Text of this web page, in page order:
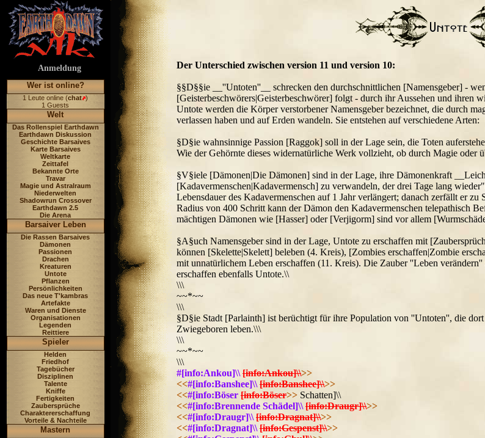
Anmeldung
Wer ist online?
1 Leute online (chat )
1 Guests
Welt
Das Rollenspiel Earthdawn
Earthdawn Diskussion
Geschichte Barsaives
Karte Barsaives
Weltkarte
Zeittafel
Bekannte Orte
Travar
Magie und Astralraum
Niederwelten
Shadowrun Crossover
Earthdawn 2.5
Die Arena
Barsaiver Leben
Die Rassen Barsaives
Dämonen
Passionen
Drachen
Kreaturen
Untote
Pflanzen
Persönlichkeiten
Das neue T'kambras
Artefakte
Waren und Dienste
Organisationen
Legenden
Reittiere
Spieler
Helden
Friedhof
Tagebücher
Disziplinen
Talente
Kniffe
Fertigkeiten
Zaubersprüche
Charaktererschaffung
Vorteile & Nachteile
Mastern
Der Unterschied zwischen version 11 und version 10:
§§D§§ie __''Untoten''__ schrecken den durchschnittlichen [Namensgeber] -
[Geisterbeschwörers|Geisterbeschwörer] folgt - durch ihr Aussehen und ihren
Untote werden die Körper verstorbener Namensgeber bezeichnet, die durch
verlassen haben und auf Erden wandeln. Sie entstehen auf verschiedene Arten:
§D§ie wahnsinnige Passion [Raggok] soll in der Lage sein, die Toten
Wie der Gehörnte dieses widernatürliche Werk vollzieht, ob durch Magie oder
§V§iele [Dämonen|Die Dämonen] sind in der Lage, ihre Dämonenkraft
[Kadavermenschen|Kadavermensch] zu verwandeln, der drei Tage lang
Lebensdauer des Kadavermenschen auf 1 Jahr verlängert; danach zerfällt er
Radius von 400 Schritt kann der Dämon den Kadavermenschen telepathisch
mächtigen Dämonen wie [Hasser] oder [Verjigorm] sind vor allem
§A§uch Namensgeber sind in der Lage, Untote zu erschaffen mit
können [Skelette|Skelett] beleben (4. Kreis), [Zombies erschaffen|Zombie
mit unnatürlichem Leben erschaffen (11. Kreis). Die Zauber ''Leben
erschaffen ebenfalls Untote.\\
\\\
~~*~~
\\\
§D§ie Stadt [Parlainth] ist berüchtigt für ihre Population von ''Untoten'', die
Zwiegeboren leben.\\\
\\\
~~*~~
\\\
#[info:Ankou]\\ [info:Ankou]\\>>
<<#[info:Banshee]\\ [info:Banshee]\\>>
<<#[info:Böser [info:Böser>> Schatten]\\
<<#[info:Brennende Schädel]\\ [info:Draugr]\\>>
<<#[info:Draugr]\\ [info:Dragnat]\\>>
<<#[info:Dragnat]\\ [info:Gespenst]\\>>